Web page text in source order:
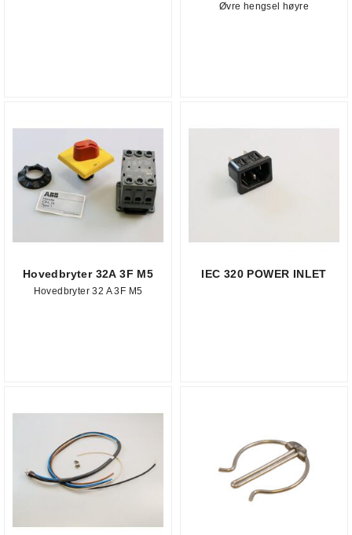
Øvre hengsel høyre
Hovedbryter 32A 3F M5
Hovedbryter 32 A 3F M5
IEC 320 POWER INLET